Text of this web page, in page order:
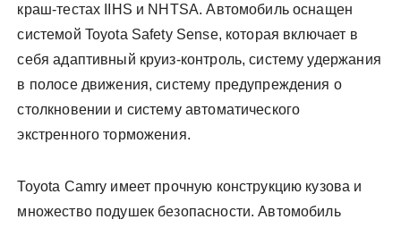
краш-тестах IIHS и NHTSA. Автомобиль оснащен
системой Toyota Safety Sense, которая включает в
себя адаптивный круиз-контроль, систему удержания
в полосе движения, систему предупреждения о
столкновении и систему автоматического
экстренного торможения.
Toyota Camry имеет прочную конструкцию кузова и
множество подушек безопасности. Автомобиль